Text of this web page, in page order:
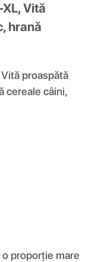
Vită
hrană
proporție mare